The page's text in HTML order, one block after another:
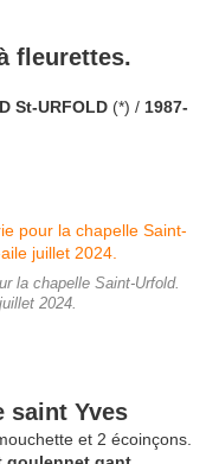
fleurettes.
St-URFOLD (*) / 1987-
la chapelle Saint-Urfold.
2024.
saint Yves
et 2 écoinçons.